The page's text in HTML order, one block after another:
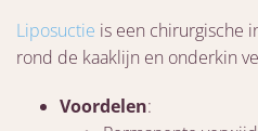
Liposuctie is een chirurgische
rond de kaaklijn en onderkin
Voordelen: